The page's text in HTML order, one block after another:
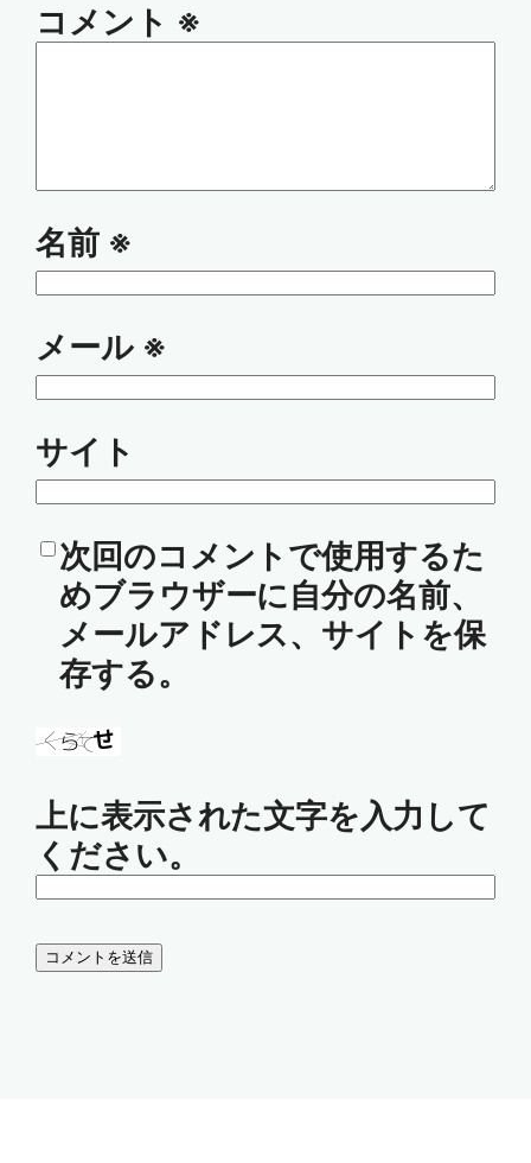
コメント ※
名前 ※
メール ※
サイト
次回のコメントで使用するた
めブラウザーに自分の名前、
メールアドレス、サイトを保
存する。
上に表示された文字を入力して
ください。